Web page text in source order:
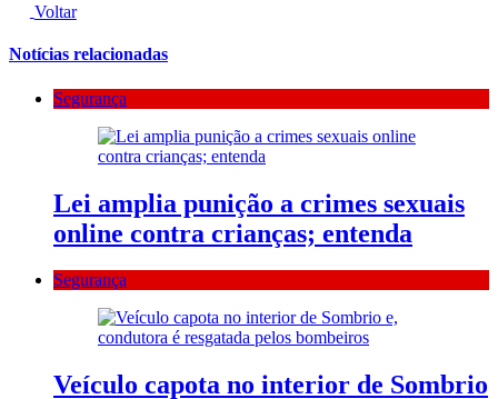
Voltar
Notícias relacionadas
Segurança
Lei amplia punição a crimes sexuais
online contra crianças; entenda
Segurança
Veículo capota no interior de Sombrio